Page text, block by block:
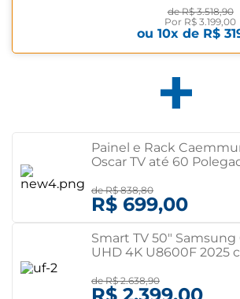
deR$ 3.518,90
Por R$ 3.199,00
ou10x de R$
Painel e Rack
Oscar TV até 60
deR$ 838,80
R$ 699,00
Smart TV 50" Samsung
UHD 4K U8600F 2025
deR$ 2.638,90